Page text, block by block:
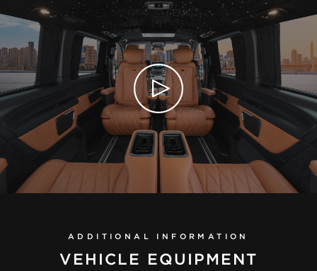
ADDITIONAL INFORMATION
VEHICLE EQUIPMENT